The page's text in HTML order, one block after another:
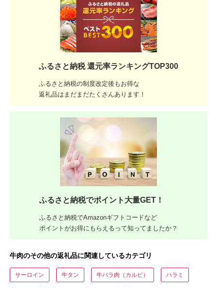
ふるさと納税 還元率ランキングTOP300
ふるさと納税の制度改定後もお得な
返礼品はまだまだたくさんあります！
ふるさと納税でポイント大量GET！
ふるさと納税でAmazonギフトコードなど
ポイントがお得にもらえるって知ってましたか？
牛肉のその他の返礼品に関連しているカテゴリ
サーロイン 牛タン 牛バラ肉（カルビ） ハラミ